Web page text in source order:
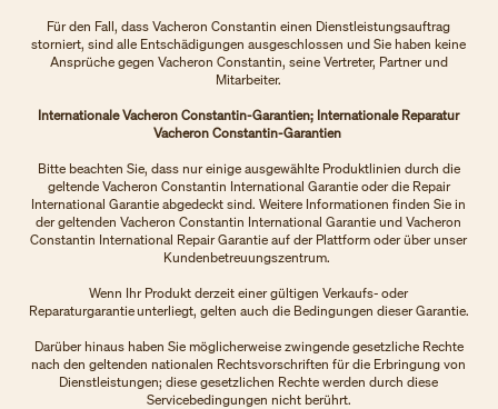
Für den Fall, dass Vacheron Constantin einen Dienstleistungsauftrag
storniert, sind alle Entschädigungen ausgeschlossen und Sie haben keine
Ansprüche gegen Vacheron Constantin, seine Vertreter, Partner und
Mitarbeiter.
Internationale Vacheron Constantin-Garantien; Internationale Reparatur
Vacheron Constantin-Garantien
Bitte beachten Sie, dass nur einige ausgewählte Produktlinien durch die
geltende Vacheron Constantin International Garantie oder die Repair
International Garantie abgedeckt sind. Weitere Informationen finden Sie in
der geltenden Vacheron Constantin International Garantie und Vacheron
Constantin International Repair Garantie auf der Plattform oder über unser
Kundenbetreuungszentrum.
Wenn Ihr Produkt derzeit einer gültigen Verkaufs- oder
Reparaturgarantie unterliegt, gelten auch die Bedingungen dieser Garantie.
Darüber hinaus haben Sie möglicherweise zwingende gesetzliche Rechte
nach den geltenden nationalen Rechtsvorschriften für die Erbringung von
Dienstleistungen; diese gesetzlichen Rechte werden durch diese
Servicebedingungen nicht berührt.